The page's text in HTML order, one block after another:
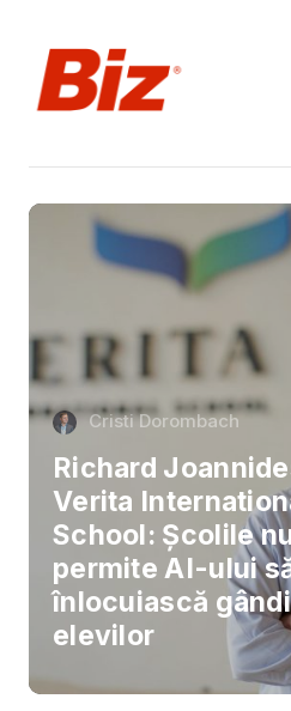
Cristi Dorombach
Richard
Verita
School: Școlile
permite AI-ului
înlocuiască
elevilor